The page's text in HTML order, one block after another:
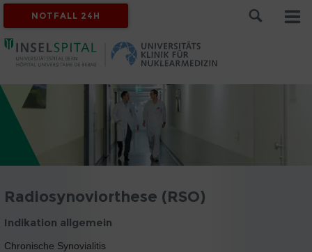
NOTFALL 24H
Radiosynoviorthese (RSO)
Indikation allgemein
Chronische Synovialitis